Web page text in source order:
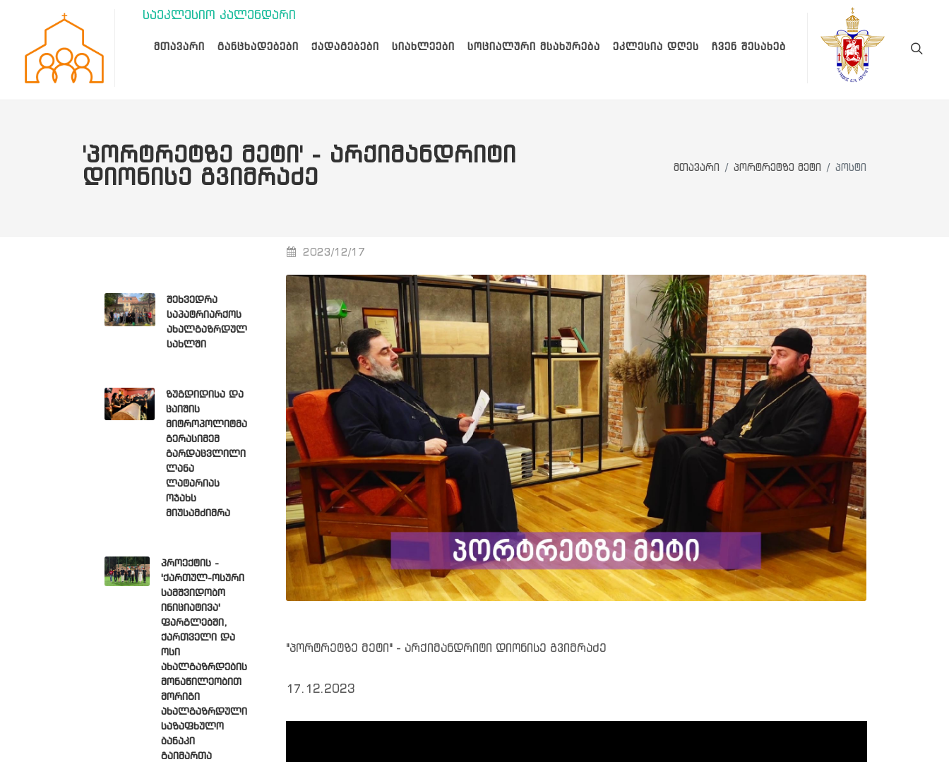
საეკლესიო კალენდარი
ᲛᲗᲐᲕᲐᲠᲘ ᲒᲐᲜᲪᲮᲐᲓᲔᲑᲔᲑᲘ ᲥᲐᲓᲐᲒᲔᲑᲔᲑᲘ ᲡᲘᲐᲮᲚᲔᲔᲑᲘ ᲡᲝᲪᲘᲐᲚᲣᲠᲘ ᲛᲡᲐᲮᲣᲠᲔᲑᲐ ᲔᲙᲚᲔᲡᲘᲐ ᲓᲦᲔᲡ ᲩᲕᲔᲜ ᲨᲔᲡᲐᲮᲔᲑ
'ᲞᲝᲠᲢᲠᲔᲢᲖᲔ ᲛᲔᲢᲘ' - ᲐᲠᲥᲘᲛᲐᲜᲓᲠᲘᲢᲘ
ᲓᲘᲝᲜᲘᲡᲔ ᲒᲕᲘᲛᲠᲐᲫᲔ
მთავარი პორტრეტზე მეტი პოსტი
2023/12/17
"პორტრეტზე მეტი" - არქიმანდრიტი დიონისე გვიმრაძე
17.12.2023
შეხვედრა
საპატრიარქოს
ახალგაზრდულ
სახლში
ზუგდიდისა და
ცაიშის
მიტროპოლიტმა
გერასიმემ
გარდაცვლილი
ლანა
ლატარიას
ოჯახს
მიუსამძიმრა
პროექტის -
'ქართულ-ოსური
სამშვიდობო
ინიციატივა'
ფარგლებში,
ქართველი და
ოსი
ახალგაზრდების
მონაწილეობით
მორიგი
ახალგაზრდული
საზაფხულო
ბანაკი
გაიმართა